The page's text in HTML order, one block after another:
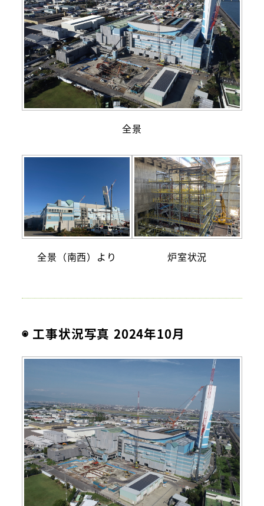
全景
全景（南西）より 炉室状況
◉ 工事状況写真 2024年10月